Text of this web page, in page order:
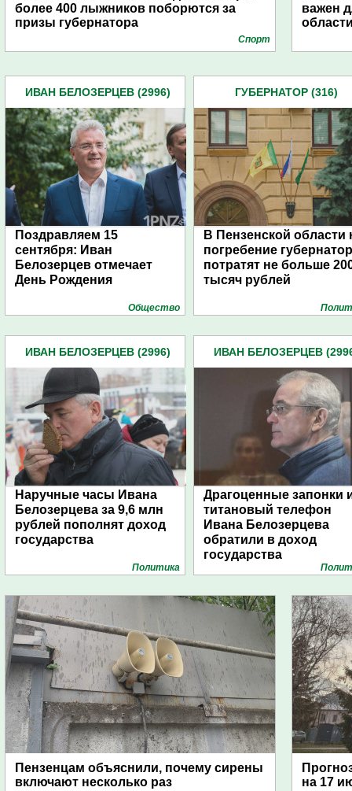
более 400 лыжников поборются за
призы губернатора
Спорт
важен
ИВАН БЕЛОЗЕРЦЕВ (2996)
Поздравляем 15
сентября: Иван
Белозерцев отмечает
День Рождения
Общество
ГУБЕРНАТОР (316)
В Пензенской области
погребение
потратят не больше
тысяч рублей
ИВАН БЕЛОЗЕРЦЕВ (2996)
Наручные часы Ивана
Белозерцева за 9,6 млн
рублей пополнят доход
государства
Политика
ИВАН БЕЛОЗЕРЦЕВ
Драгоценные запонки
титановый телефон
Ивана Белозерцева
обратили в доход
государства
Пензенцам объяснили, почему сирены
включают несколько раз
на 17